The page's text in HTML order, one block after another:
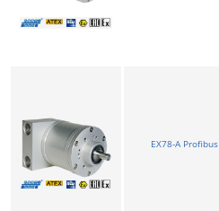
EX78-A Profibus